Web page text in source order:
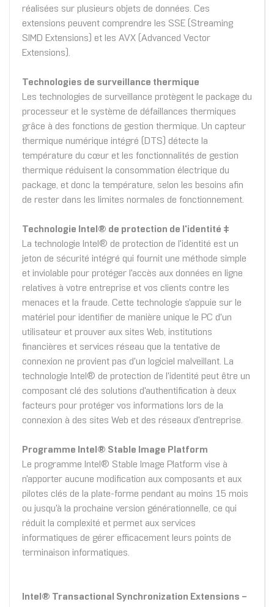
réalisées sur plusieurs objets de données. Ces
extensions peuvent comprendre les SSE (Streaming
SIMD Extensions) et les AVX (Advanced Vector
Extensions).
Technologies de surveillance thermique
Les technologies de surveillance protègent le package du
processeur et le système de défaillances thermiques
grâce à des fonctions de gestion thermique. Un capteur
thermique numérique intégré (DTS) détecte la
température du cœur et les fonctionnalités de gestion
thermique réduisent la consommation électrique du
package, et donc la température, selon les besoins afin
de rester dans les limites normales de fonctionnement.
Technologie Intel® de protection de l'identité ‡
La technologie Intel® de protection de l'identité est un
jeton de sécurité intégré qui fournit une méthode simple
et inviolable pour protéger l'accès aux données en ligne
relatives à votre entreprise et vos clients contre les
menaces et la fraude. Cette technologie s'appuie sur le
matériel pour identifier de manière unique le PC d'un
utilisateur et prouver aux sites Web, institutions
financières et services réseau que la tentative de
connexion ne provient pas d'un logiciel malveillant. La
technologie Intel® de protection de l'identité peut être un
composant clé des solutions d'authentification à deux
facteurs pour protéger vos informations lors de la
connexion à des sites Web et des réseaux d'entreprise.
Programme Intel® Stable Image Platform
Le programme Intel® Stable Image Platform vise à
n'apporter aucune modification aux composants et aux
pilotes clés de la plate-forme pendant au moins 15 mois
ou jusqu'à la prochaine version générationnelle, ce qui
réduit la complexité et permet aux services
informatiques de gérer efficacement leurs points de
terminaison informatiques.
Intel® Transactional Synchronization Extensions –